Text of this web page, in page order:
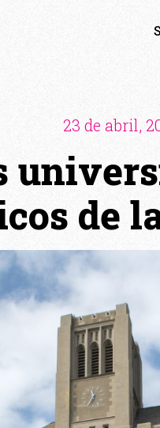
23 de abril,
de